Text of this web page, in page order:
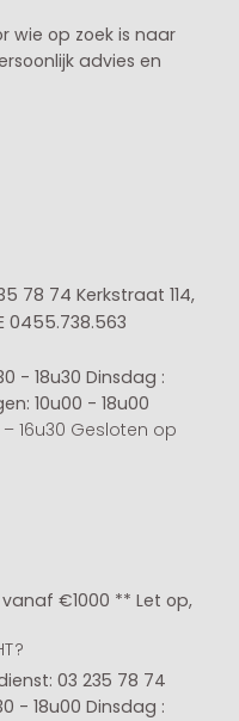
wie op zoek is naar
advies en
78 74 Kerkstraat 114,
0455.738.563
- 18u30 Dinsdag :
10u00 - 18u00
16u30 Gesloten op
€1000 ** Let op,
03 235 78 74
- 18u00 Dinsdag :